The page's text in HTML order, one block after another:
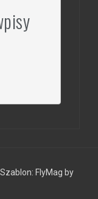
Szablon: FlyMag by